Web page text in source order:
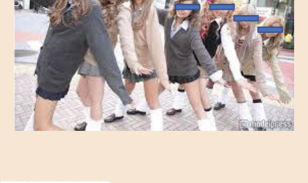
じ
ら
れ
た
2
5
歳
の
純